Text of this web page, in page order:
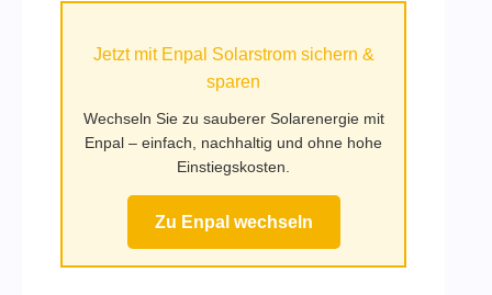
Jetzt mit Enpal Solarstrom sichern &
sparen
Wechseln Sie zu sauberer Solarenergie mit
Enpal – einfach, nachhaltig und ohne hohe
Einstiegskosten.
Zu Enpal wechseln